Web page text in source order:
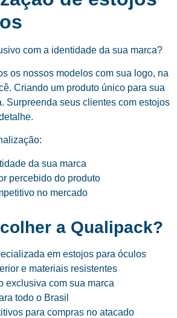
com a identidade da sua marca?
os nossos modelos com sua logo, na
Criando um produto único para sua
Surpreenda seus clientes com estojos
da sua marca
percebido do produto
no mercado
a Qualipack?
em estojos para óculos
e materiais resistentes
exclusiva com sua marca
todo o Brasil
para compras no atacado